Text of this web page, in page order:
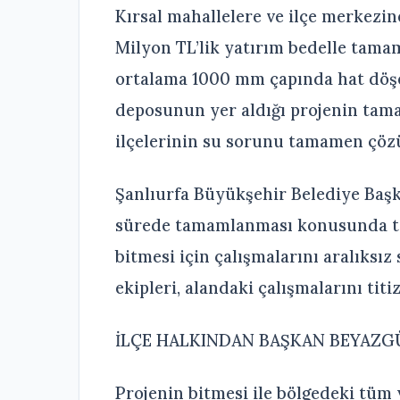
Kırsal mahallelere ve ilçe
Milyon TL’lik yatırım bedelle
ortalama 1000 mm çapında hat
deposunun yer aldığı projenin
ilçelerinin su sorunu tamamen
Şanlıurfa Büyükşehir Belediye
sürede tamamlanması
bitmesi için çalışmalarını
ekipleri, alandaki çalışmalarını
İLÇE HALKINDAN BAŞKAN
Projenin bitmesi ile bölgedeki tüm